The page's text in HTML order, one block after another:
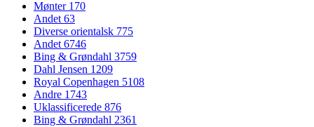
Mønter 170
Andet63
Diverse orientalsk 775
Andet6746
Bing & Grøndahl 3759
Dahl Jensen 1209
Royal Copenhagen 5108
Andre 1743
Uklassificerede 876
Bing & Grøndahl 2361